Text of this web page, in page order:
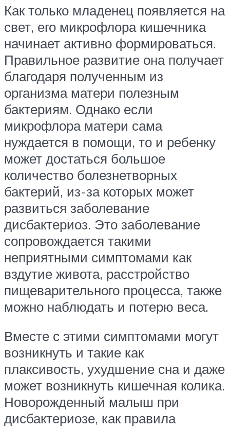
Как только младенец появляется на
свет, его микрофлора кишечника
начинает активно формироваться.
Правильное развитие она получает
благодаря полученным из
организма матери полезным
бактериям. Однако если
микрофлора матери сама
нуждается в помощи, то и ребенку
может достаться большое
количество болезнетворных
бактерий, из-за которых может
развиться заболевание
дисбактериоз. Это заболевание
сопровождается такими
неприятными симптомами как
вздутие живота, расстройство
пищеварительного процесса, также
можно наблюдать и потерю веса.
Вместе с этими симптомами могут
возникнуть и такие как
плаксивость, ухудшение сна и даже
может возникнуть кишечная колика.
Новорожденный малыш при
дисбактериозе, как правила